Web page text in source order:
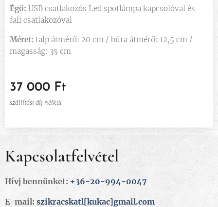
Égő: USB csatlakozós Led spotlámpa kapcsolóval és
fali csatlakozóval
Méret: talp átmérő: 20 cm / búra átmérő: 12,5 cm /
magasság: 35 cm
37 000 Ft
szállítási díj nélkül
Kapcsolatfelvétel
Hívj bennünket: +36-20-994-0047
E-mail: szikracskatl[kukac]gmail.com